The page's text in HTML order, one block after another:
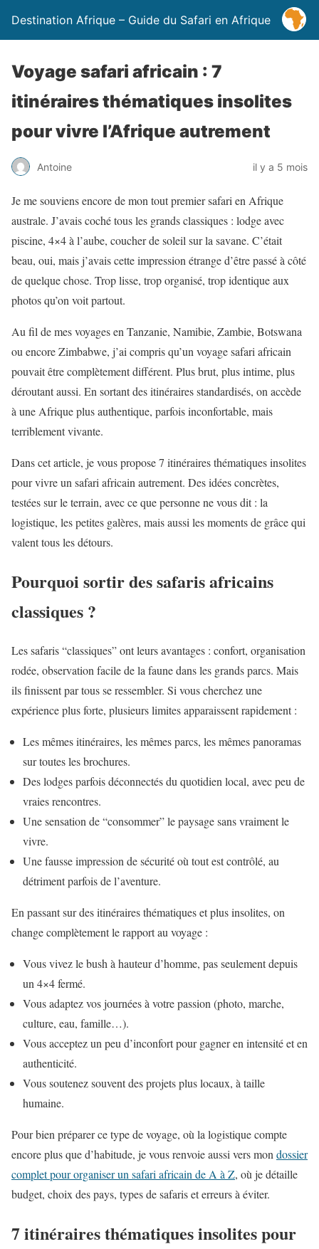
Destination Afrique – Guide du Safari en Afrique
Voyage safari africain : 7
itinéraires thématiques insolites
pour vivre l’Afrique autrement
Antoine il y a 5 mois
Je me souviens encore de mon tout premier safari en Afrique
australe. J’avais coché tous les grands classiques : lodge avec
piscine, 4×4 à l’aube, coucher de soleil sur la savane. C’était
beau, oui, mais j’avais cette impression étrange d’être passé à côté
de quelque chose. Trop lisse, trop organisé, trop identique aux
photos qu’on voit partout.
Au fil de mes voyages en Tanzanie, Namibie, Zambie, Botswana
ou encore Zimbabwe, j’ai compris qu’un voyage safari africain
pouvait être complètement différent. Plus brut, plus intime, plus
déroutant aussi. En sortant des itinéraires standardisés, on accède
à une Afrique plus authentique, parfois inconfortable, mais
terriblement vivante.
Dans cet article, je vous propose 7 itinéraires thématiques insolites
pour vivre un safari africain autrement. Des idées concrètes,
testées sur le terrain, avec ce que personne ne vous dit : la
logistique, les petites galères, mais aussi les moments de grâce qui
valent tous les détours.
Pourquoi sortir des safaris africains
classiques ?
Les safaris “classiques” ont leurs avantages : confort, organisation
rodée, observation facile de la faune dans les grands parcs. Mais
ils finissent par tous se ressembler. Si vous cherchez une
expérience plus forte, plusieurs limites apparaissent rapidement :
Les mêmes itinéraires, les mêmes parcs, les mêmes panoramas
sur toutes les brochures.
Des lodges parfois déconnectés du quotidien local, avec peu de
vraies rencontres.
Une sensation de “consommer” le paysage sans vraiment le
vivre.
Une fausse impression de sécurité où tout est contrôlé, au
détriment parfois de l’aventure.
En passant sur des itinéraires thématiques et plus insolites, on
change complètement le rapport au voyage :
Vous vivez le bush à hauteur d’homme, pas seulement depuis
un 4×4 fermé.
Vous adaptez vos journées à votre passion (photo, marche,
culture, eau, famille…).
Vous acceptez un peu d’inconfort pour gagner en intensité et en
authenticité.
Vous soutenez souvent des projets plus locaux, à taille
humaine.
Pour bien préparer ce type de voyage, où la logistique compte
encore plus que d’habitude, je vous renvoie aussi vers mon dossier
complet pour organiser un safari africain de A à Z, où je détaille
budget, choix des pays, types de safaris et erreurs à éviter.
7 itinéraires thématiques insolites pour